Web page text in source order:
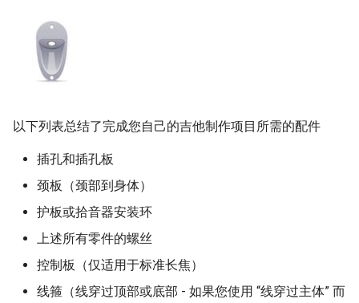
以下列表总结了完成您自己的吉他制作项目所需的配件
插孔和插孔板
颈板（颈部到身体）
护板或拾音器安装环
上述所有零件的螺丝
控制板（仅适用于标准长焦）
线箍（线穿过顶部或底部 - 如果您使用 “线穿过主体” 而